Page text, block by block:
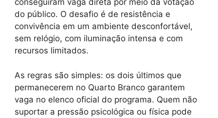
conseguiram vaga direta por meio da votação
do público. O desafio é de resistência e
convivência em um ambiente desconfortável,
sem relógio, com iluminação intensa e com
recursos limitados.
As regras são simples: os dois últimos que
permanecerem no Quarto Branco garantem
vaga no elenco oficial do programa. Quem não
suportar a pressão psicológica ou física pode